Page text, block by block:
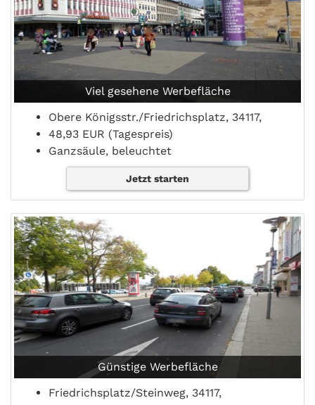
Viel gesehene Werbefläche
Obere Königsstr./Friedrichsplatz, 34117,
48,93 EUR (Tagespreis)
Ganzsäule, beleuchtet
Jetzt starten
Günstige Werbefläche
Friedrichsplatz/Steinweg, 34117,